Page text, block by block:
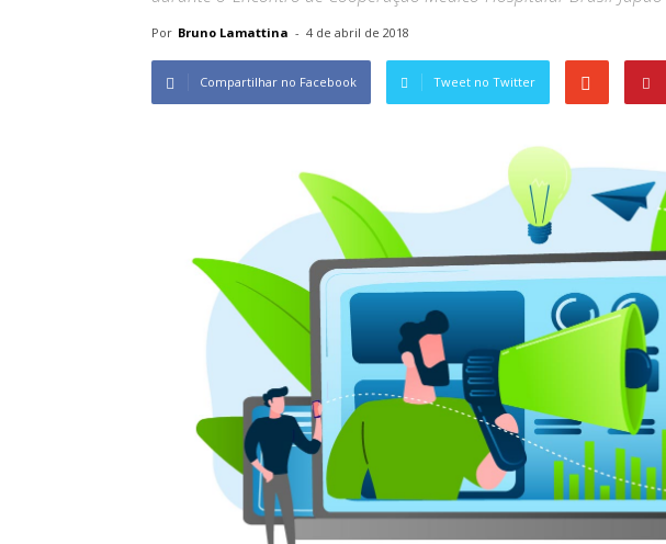
Por Bruno Lamattina - 4 de abril de 2018
Compartilhar no Facebook Tweet no Twitter